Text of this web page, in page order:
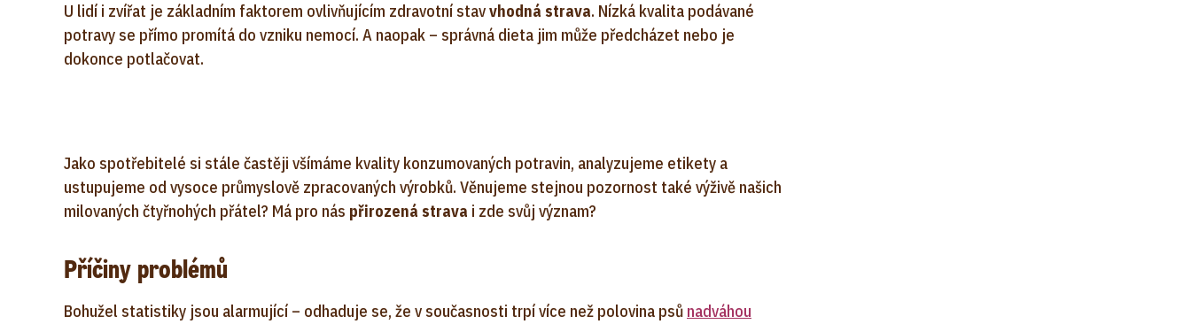
U lidí i zvířat je základním faktorem ovlivňujícím zdravotní stavvhodná strava. Nízká kvalita podávané
potravy se přímo promítá do vzniku nemocí. A naopak – správná dieta jim může předcházet nebo je
dokonce potlačovat.
Jako spotřebitelé si stále častěji všímáme kvality konzumovaných potravin, analyzujeme etikety a
ustupujeme od vysoce průmyslově zpracovaných výrobků. Věnujeme stejnou pozornost také výživě našich
milovaných čtyřnohých přátel? Má pro nás přirozená strava i zde svůj význam?
Příčiny problémů
Bohužel statistiky jsou alarmující – odhaduje se, že v současnosti trpí více než polovina psů nadváhou